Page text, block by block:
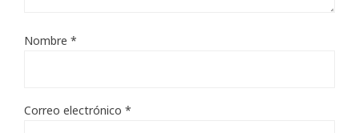
Nombre *
Correo electrónico *